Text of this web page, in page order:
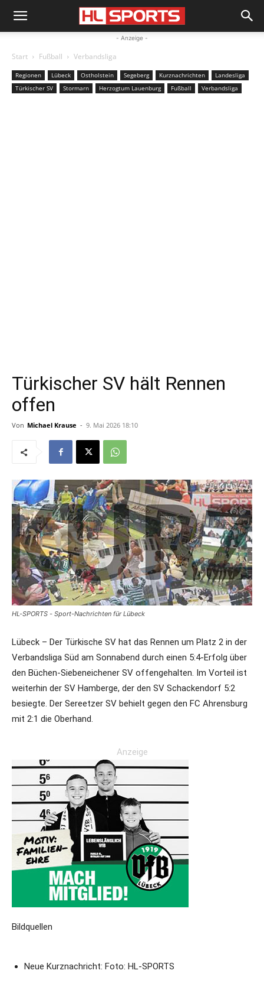
- Anzeige -
Start Fußball Verbandsliga
Regionen Lübeck Ostholstein Segeberg Kurznachrichten
Landesliga
Türkischer SV
Stormarn Herzogtum Lauenburg Fußball Verbandsliga
Türkischer SV hält Rennen
offen
Von Michael Krause - 9. Mai 2026 18:10
HL-SPORTS - Sport-Nachrichten für Lübeck
Lübeck – Der Türkische SV hat das Rennen um Platz 2 in der
Verbandsliga Süd am Sonnabend durch einen 5:4-Erfolg über
den Büchen-Siebeneichener SV offengehalten. Im Vorteil ist
weiterhin der SV Hamberge, der den SV Schackendorf 5:2
besiegte. Der Sereetzer SV behielt gegen den FC Ahrensburg
mit 2:1 die Oberhand.
Anzeige
Bildquellen
Neue Kurznachricht: Foto: HL-SPORTS